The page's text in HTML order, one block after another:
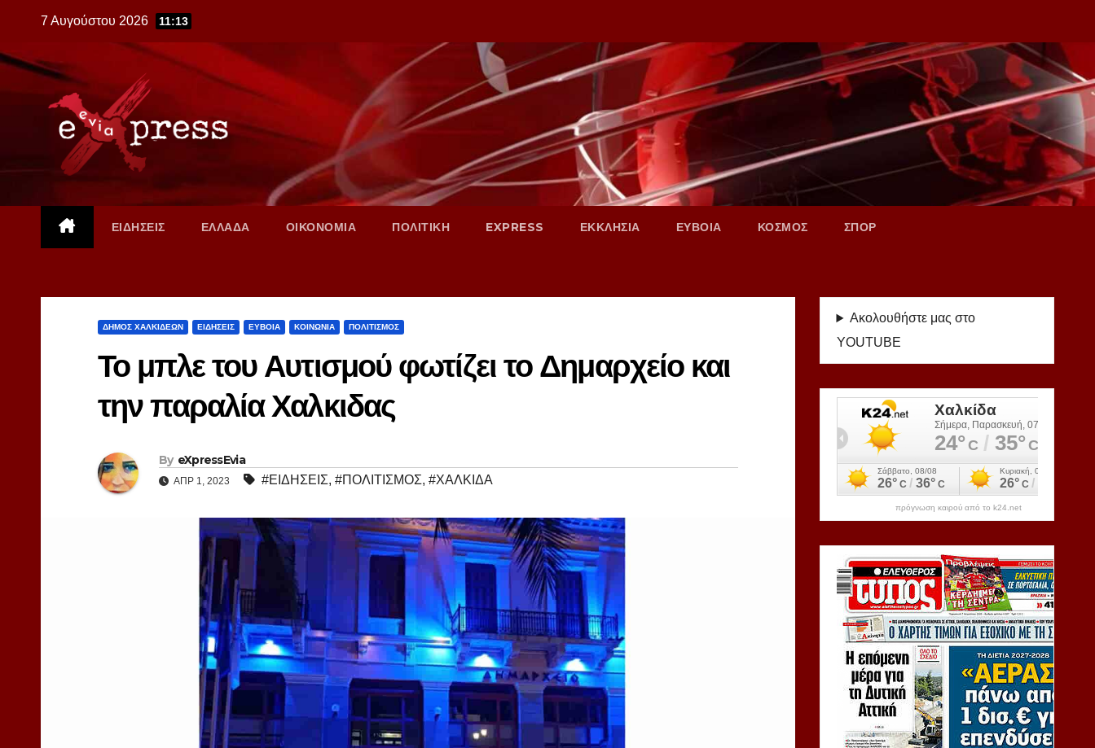
content
7 Αυγούστου 2026 11:13
ΕΙΔΗΣΕΙΣ ΕΛΛΑΔΑ ΟΙΚΟΝΟΜΙΑ ΠΟΛΙΤΙΚΗ EXPRESS ΕΚΚΛΗΣΙΑ ΕΥΒΟΙΑ ΚΟΣΜΟΣ ΣΠΟΡ
ΔΗΜΟΣ ΧΑΛΚΙΔΕΩΝ ΕΙΔΗΣΕΙΣ ΕΥΒΟΙΑ ΚΟΙΝΩΝΙΑ ΠΟΛΙΤΙΣΜΟΣ
Το μπλε του Αυτισμού φωτίζει το Δημαρχείο και
την παραλία Χαλκιδας
By eXpressEvia
ΑΠΡ 1, 2023 #ΕΙΔΗΣΕΙΣ, #ΠΟΛΙΤΙΣΜΟΣ, #ΧΑΛΚΙΔΑ
Ακολουθήστε μας στο
YOUTUBE
πρόγνωση καιρού από το k24.net